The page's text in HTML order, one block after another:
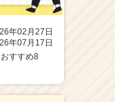
年02月27日
年07月17日
すすめ8